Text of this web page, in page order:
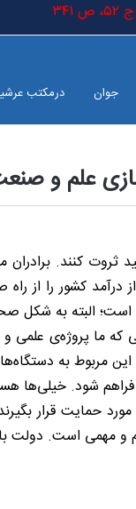
ص ٣٤١
جوان درمکتب
علم و
کنند. برادران
ما باید بتوانیم حداقل
البته به شکل
ما پروژه‌ی
این مربوط به
شود. خیلی‌ها
حمایت قرار
و مهمی است. دولت